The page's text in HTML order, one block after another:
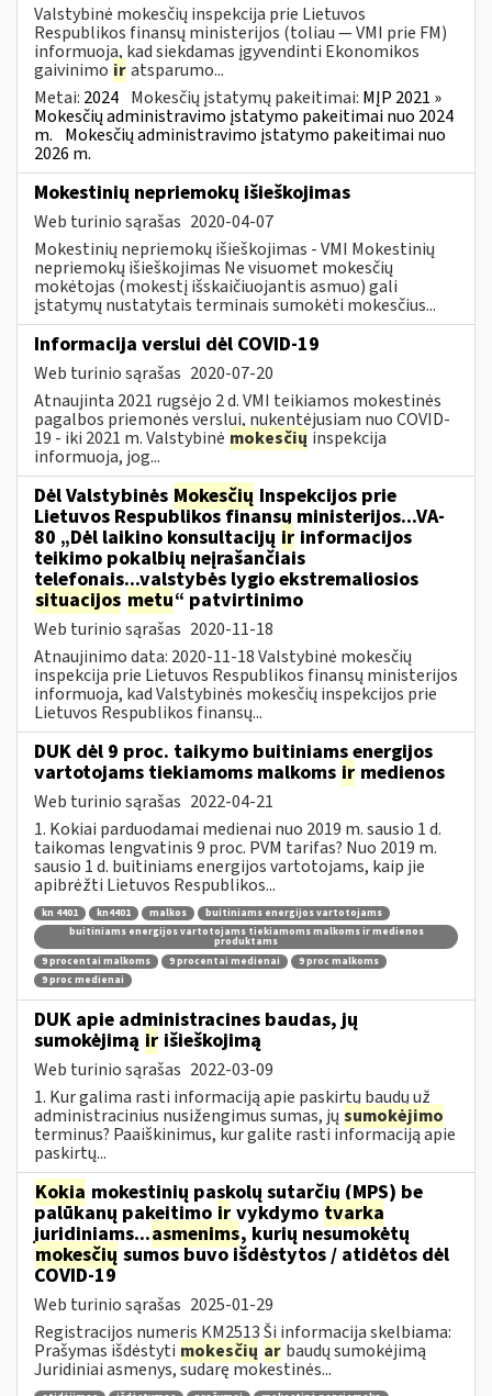
Valstybinė mokesčių inspekcija prie Lietuvos
Respublikos finansų ministerijos (toliau — VMI prie FM)
informuoja, kad siekdamas įgyvendinti Ekonomikos
gaivinimo iratsparumo...
Metai: 2024 Mokesčių įstatymų pakeitimai: MĮP 2021 »
Mokesčių administravimo įstatymo pakeitimai nuo 2024
m. Mokesčių administravimo įstatymo pakeitimai nuo
2026 m.
Mokestinių nepriemokų išieškojimas
Web turinio sąrašas 2020-04-07
Mokestinių nepriemokų išieškojimas - VMI Mokestinių
nepriemokų išieškojimas Ne visuomet mokesčių
mokėtojas (mokestį išskaičiuojantis asmuo) gali
įstatymų nustatytais terminais sumokėti mokesčius...
Informacija verslui dėl COVID-19
Web turinio sąrašas 2020-07-20
Atnaujinta 2021 rugsėjo 2 d. VMI teikiamos mokestinės
pagalbos priemonės verslui, nukentėjusiam nuo COVID-
19 - iki 2021 m. Valstybinė mokesčių inspekcija
informuoja, jog...
Dėl Valstybinės Mokesčių Inspekcijos prie
Lietuvos Respublikos finansų ministerijos...VA-
80 „Dėl laikino konsultacijų ir informacijos
teikimo pokalbių neįrašančiais
telefonais...valstybės lygio ekstremaliosios
situacijos metu“ patvirtinimo
Web turinio sąrašas 2020-11-18
Atnaujinimo data: 2020-11-18 Valstybinė mokesčių
inspekcija prie Lietuvos Respublikos finansų ministerijos
informuoja, kad Valstybinės mokesčių inspekcijos prie
Lietuvos Respublikos finansų...
DUK dėl 9 proc. taikymo buitiniams energijos
vartotojams tiekiamoms malkoms ir medienos
Web turinio sąrašas 2022-04-21
1. Kokiai parduodamai medienai nuo 2019 m. sausio 1 d.
taikomas lengvatinis 9 proc. PVM tarifas? Nuo 2019 m.
sausio 1 d. buitiniams energijos vartotojams, kaip jie
apibrėžti Lietuvos Respublikos...
kn 4401 kn4401 malkos
buitiniams energijos vartotojams
buitiniams energijos vartotojams tiekiamoms malkoms ir medienos
produktams
9 procentai malkoms
9 procentai medienai
9 proc malkoms
9 proc medienai
DUK apie administracines baudas, jų
sumokėjimą ir išieškojimą
Web turinio sąrašas 2022-03-09
1. Kur galima rasti informaciją apie paskirtų baudų už
administracinius nusižengimus sumas, jų sumokėjimo
terminus? Paaiškinimus, kur galite rasti informaciją apie
paskirtų...
Kokia mokestinių paskolų sutarčių (MPS) be
palūkanų pakeitimo ir vykdymo tvarka
juridiniams...asmenims, kurių nesumokėtų
mokesčių sumos buvo išdėstytos / atidėtos dėl
COVID-19
Web turinio sąrašas 2025-01-29
Registracijos numeris KM2513 Ši informacija skelbiama:
Prašymas išdėstyti mokesčių ar baudų sumokėjimą
Juridiniai asmenys, sudarę mokestinės...